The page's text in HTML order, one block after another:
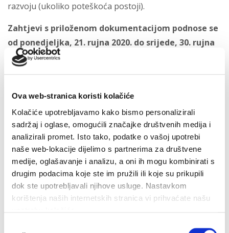
Ova web-stranica koristi kolačiće
Kolačiće upotrebljavamo kako bismo personalizirali
sadržaj i oglase, omogućili značajke društvenih medija i
analizirali promet. Isto tako, podatke o vašoj upotrebi
naše web-lokacije dijelimo s partnerima za društvene
medije, oglašavanje i analizu, a oni ih mogu kombinirati s
drugim podacima koje ste im pružili ili koje su prikupili
dok ste upotrebljavali njihove usluge. Nastavkom
korištenja naših internetskih stranica vi prihvaćate našu
razvoju (ukoliko poteškoća postoji).
Zahtjevi s priloženom dokumentacijom podnose se
od ponedjeljka, 21. rujna 2020. do srijede, 30. rujna
2020. od 8:00 do 10:00 sati i od 14:00 do 16:00 sati u
Makarska.
Ravnateljica:
Anela Židić, mag.praesc.educ.
Zadnje vijesti
Završeni građevinski radovi na novom futsal i dječjem